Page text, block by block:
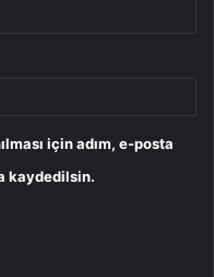
için adım, e-posta
kaydedilsin.